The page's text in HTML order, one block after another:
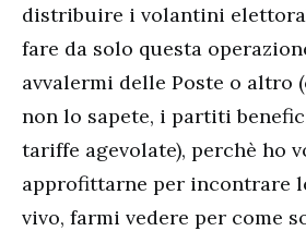
distribuire i volantini
fare da solo questa
avvalermi delle Poste o altro
non lo sapete, i partiti
tariffe agevolate), perchè ho
approfittarne per incontrare
vivo, farmi vedere per come